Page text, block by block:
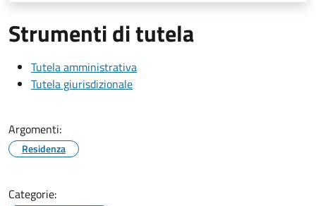
Strumenti di tutela
Tutela amministrativa
Tutela giurisdizionale
Argomenti:
Residenza
Categorie: